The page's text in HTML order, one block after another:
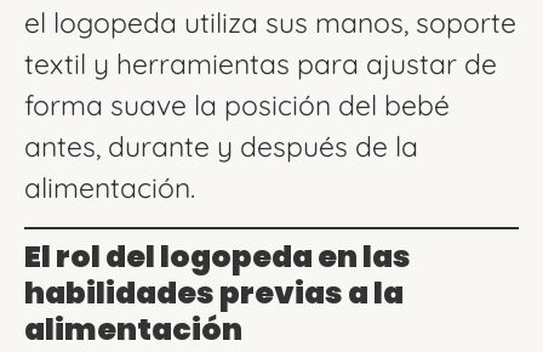
el logopeda utiliza sus manos, soporte
textil y herramientas para ajustar de
forma suave la posición del bebé
antes, durante y después de la
alimentación.
El rol del logopeda en las
habilidades previas a la
alimentación